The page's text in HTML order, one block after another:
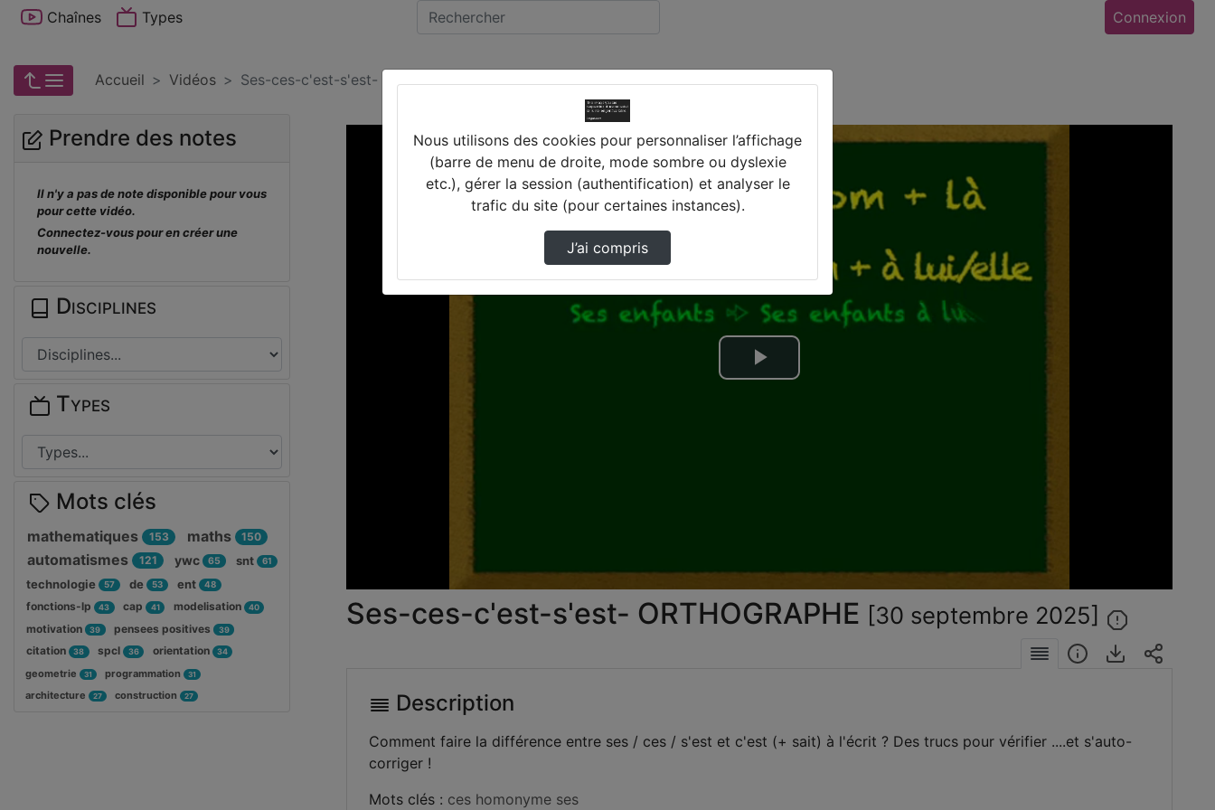
Chaînes Types Connexion
Accueil Vidéos Ses-ces-c'est-s'est- ORTHOGRAPHE
Lire
Ses-ces-c'est-s'est- ORTHOGRAPHE [30 septembre 2025]
Description
Comment faire la différence entre ses / ces / s'est et c'est (+ sait) à l'écrit ? Des trucs pour vérifier ....et s'auto-
corriger !
Mots clés : ces homonyme ses
Prendre des notes
Il n'y a pas de note disponible pour vous
pour cette vidéo.
Connectez-vous pour en créer une
nouvelle.
Disciplines
Types
Mots clés
mathematiques 153 maths 150
automatismes 121 ywc 65 snt 61
technologie 57 de 53 ent 48
fonctions-lp 43 cap 41 modelisation 40
motivation 39 pensees positives 39
citation 38 spcl 36 orientation 34
geometrie 31 programmation 31
architecture 27 construction 27
Nous utilisons des cookies pour personnaliser l’affichage
(barre de menu de droite, mode sombre ou dyslexie
etc.), gérer la session (authentification) et analyser le
trafic du site (pour certaines instances).
J’ai compris